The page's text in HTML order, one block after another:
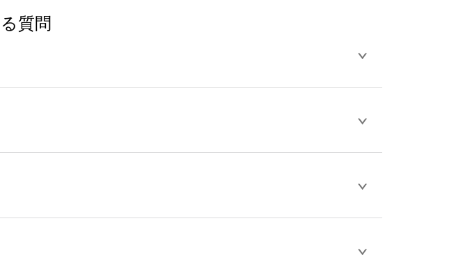
質問
担当する
よりも低価格で製作することが可能です。
ロード可能です。使用できない画像はエラーになります。（※
ザインツールからアップロードして下さい）